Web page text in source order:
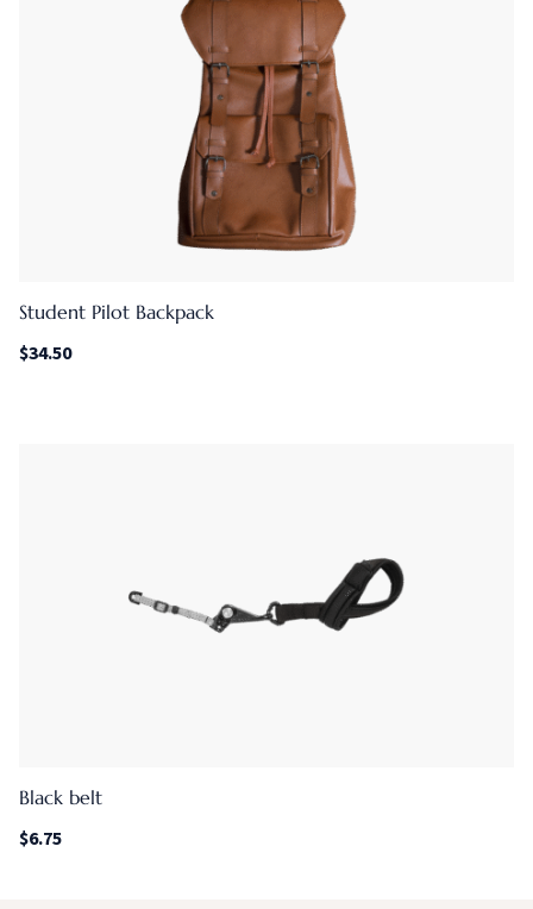
Student Pilot Backpack
$34.50
Black belt
$6.75